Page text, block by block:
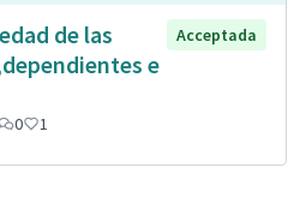
de las
e
Acceptada
0 1